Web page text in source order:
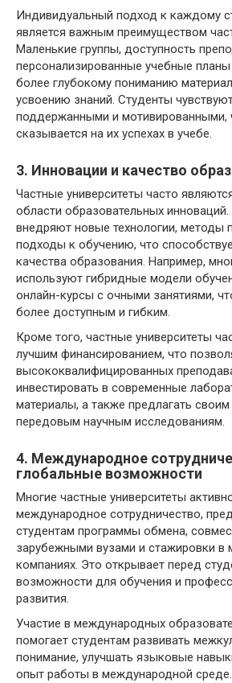
Индивидуальный подход к каждому
является важным преимуществом
Маленькие группы, доступность
персонализированные учебные
более глубокому пониманию
усвоению знаний. Студенты
поддержанными и мотивированными,
сказывается на их успехах в учебе.
3. Инновации и качество
Частные университеты часто
области образовательных
внедряют новые технологии, методы
подходы к обучению, что
качества образования. Например,
используют гибридные модели
онлайн-курсы с очными занятиями,
более доступным и гибким.
Кроме того, частные университеты
лучшим финансированием, что
высококвалифицированных
инвестировать в современные
материалы, а также предлагать
передовым научным исследованиям.
4. Международное
глобальные возможности
Многие частные университеты
международное сотрудничество,
студентам программы обмена,
зарубежными вузами и стажировки
компаниях. Это открывает перед
возможности для обучения и
развития.
Участие в международных
помогает студентам развивать
понимание, улучшать языковые
опыт работы в международной